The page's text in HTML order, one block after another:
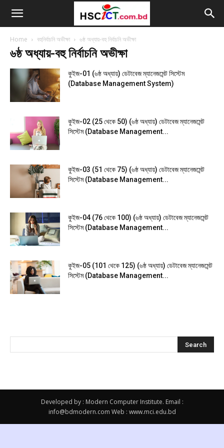
Home বহুনির্বাচনি অভীক্ষা ৬ষ্ঠ অধ্যায়-বহু নির্বাচনি অভীক্ষা
৬ষ্ঠ অধ্যায়-বহু নির্বাচনি অভীক্ষা
কুইজ-01 (৬ষ্ঠ অধ্যায়) ডেটাবেজ ম্যানেজমেন্ট সিস্টেম
(Database Management System)
কুইজ-02 (25 থেকে 50) (৬ষ্ঠ অধ্যায়) ডেটাবেজ ম্যানেজমেন্ট
সিস্টেম (Database Management...
কুইজ-03 (51 থেকে 75) (৬ষ্ঠ অধ্যায়) ডেটাবেজ ম্যানেজমেন্ট
সিস্টেম (Database Management...
কুইজ-04 (76 থেকে 100) (৬ষ্ঠ অধ্যায়) ডেটাবেজ ম্যানেজমেন্ট
সিস্টেম (Database Management...
কুইজ-05 (101 থেকে 125) (৬ষ্ঠ অধ্যায়) ডেটাবেজ ম্যানেজমেন্ট
সিস্টেম (Database Management...
Developed by : Modern Computer Institute. Email :
info@bdmodern.com Web : www.mci.edu.bd